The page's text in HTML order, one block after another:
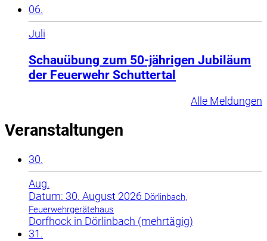
06.
Juli
Schauübung zum 50-jährigen Jubiläum
der Feuerwehr Schuttertal
Alle Meldungen
Veranstaltungen
30.
Aug.
Datum: 30. August 2026 Dörlinbach,
Feuerwehrgerätehaus
Dorfhock in Dörlinbach (mehrtägig)
31.